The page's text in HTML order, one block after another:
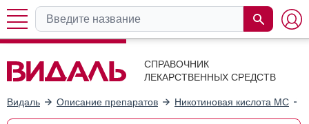
СПРАВОЧНИК
ЛЕКАРСТВЕННЫХ СРЕДСТВ
Видаль Описание препаратов Никотиновая кислота МС